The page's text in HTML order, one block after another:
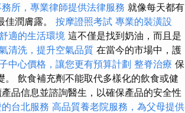
所，專業律師提供法律服務 就像每天都有
潤膚露。 按摩證照考試 專業的裝潢設
適的生活環境 這不僅是找到奶油，而且是
清洗，提升空氣品質 在當今的市場中，護
中心價格，讓您更有預算計劃 整脊治療 保
飲食補充劑不能取代多樣化的飲食或健
品信息並諮詢醫生，以確保產品的安全性
台北服務 高品質養老院服務，為父母提供